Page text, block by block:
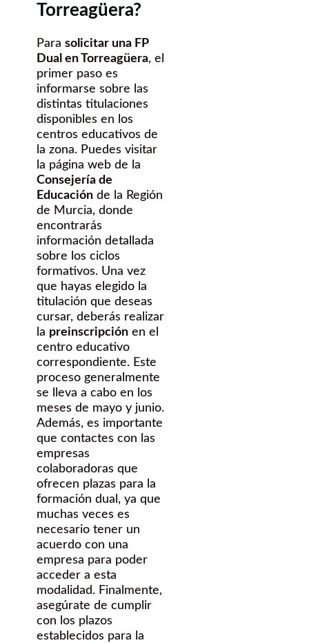
Torreagüera?
Para solicitar una FP
Dual en Torreagüera, el
primer paso es
informarse sobre las
distintas titulaciones
disponibles en los
centros educativos de
la zona. Puedes visitar
la página web de la
Consejería de
Educación de la Región
de Murcia, donde
encontrarás
información detallada
sobre los ciclos
formativos. Una vez
que hayas elegido la
titulación que deseas
cursar, deberás realizar
la preinscripción en el
centro educativo
correspondiente. Este
proceso generalmente
se lleva a cabo en los
meses de mayo y junio.
Además, es importante
que contactes con las
empresas
colaboradoras que
ofrecen plazas para la
formación dual, ya que
muchas veces es
necesario tener un
acuerdo con una
empresa para poder
acceder a esta
modalidad. Finalmente,
asegúrate de cumplir
con los plazos
establecidos para la